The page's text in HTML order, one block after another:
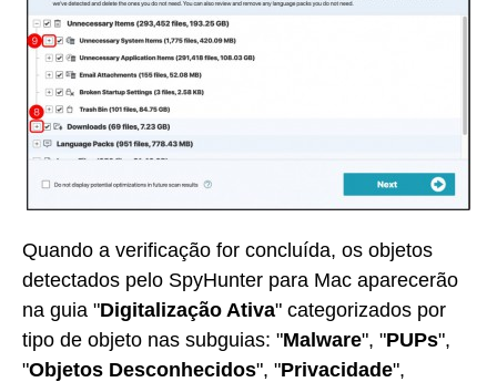
Quando a verificação for concluída, os objetos
detectados pelo SpyHunter para Mac aparecerão
na guia "Digitalização Ativa" categorizados por
tipo de objeto nas subguias: "Malware", "PUPs",
"Objetos Desconhecidos", "Privacidade",